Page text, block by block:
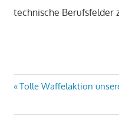
technische Berufsfelder
Vorheriger
Tolle Waffelaktion